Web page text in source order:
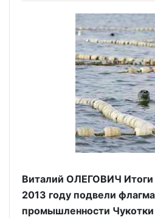
Виталий ОЛЕГОВИЧ Итоги
2013 году подвели
промышленности